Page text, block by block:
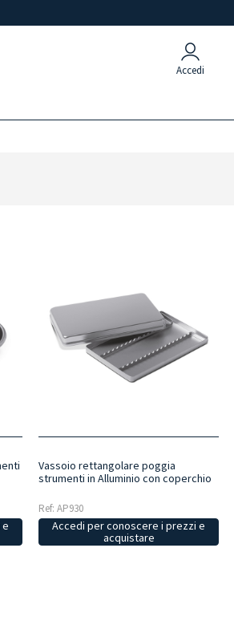
Accedi
Vassoio rettangolare poggia
strumenti in Alluminio con coperchio
Ref: AP930
Accedi per conoscere i prezzi e
acquistare